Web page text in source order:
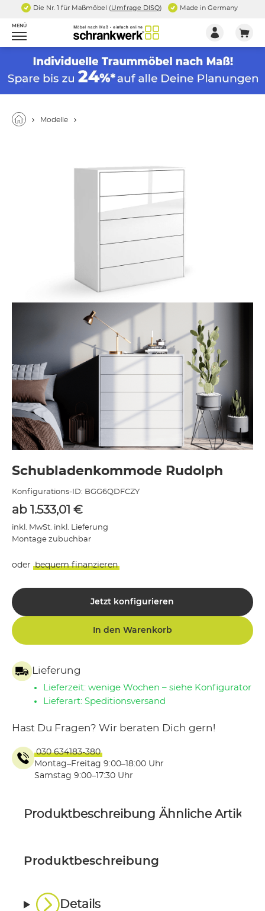
Die Nr. 1 für Maßmöbel (Umfrage DISQ) Made in Germany
MENÜ
Modelle
Schubladenkommode Rudolph
Konfigurations-ID: BGG6QDFCZY
ab 1.533,01 €
inkl. MwSt. inkl. Lieferung
Montage zubuchbar
oder bequem finanzieren
Jetzt konfigurieren
In den Warenkorb
Lieferung
Lieferzeit: wenige Wochen – siehe Konfigurator
Lieferart: Speditionsversand
Hast Du Fragen? Wir beraten Dich gern!
030 634183-380
Montag–Freitag 9:00–18:00 Uhr
Samstag 9:00–17:30 Uhr
Produktbeschreibung Ähnliche Artikel
Produktbeschreibung
Details